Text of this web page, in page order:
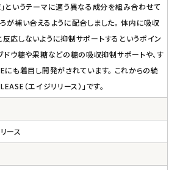
person 会員登録
というテーマに適う異なる成分を組み合わせて
が補い合えるように配合しました。 体内に吸収
応しないように抑制サポートするというポイン
ドウ糖や果糖などの糖の吸収抑制サポートや、す
も着目し開発がされています。 これからの続
（エイジリリース）」です。
ース